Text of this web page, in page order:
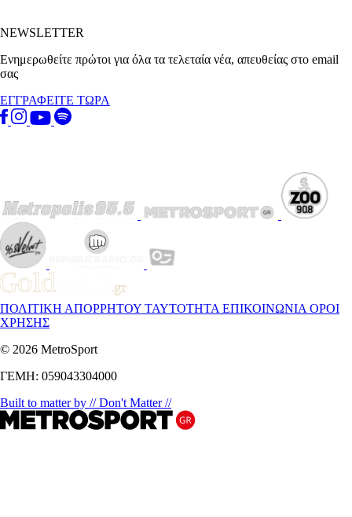
NEWSLETTER
Ενημερωθείτε πρώτοι για όλα τα τελεταία νέα, απευθείας στο email
σας
ΕΓΓΡΑΦΕΙΤΕ ΤΩΡΑ
ΠΟΛΙΤΙΚΗ ΑΠΟΡΡΗΤΟΥ ΤΑΥΤΟΤΗΤΑ ΕΠΙΚΟΙΝΩΝΙΑ ΟΡΟΙ
ΧΡΗΣΗΣ
© 2026 MetroSport
ΓΕΜΗ: 059043304000
Built to matter by // Don't Matter //